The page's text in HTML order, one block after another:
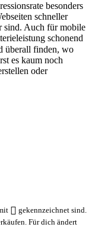
besonders
schneller
sind. Auch für mobile
schonend
überall finden, wo
es kaum noch
oder
gekennzeichnet sind.
Für dich ändert